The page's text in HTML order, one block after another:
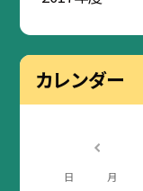
カレンダー
日 月